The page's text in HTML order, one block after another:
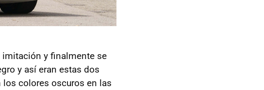
imitación y finalmente se
y así eran estas dos
colores oscuros en las